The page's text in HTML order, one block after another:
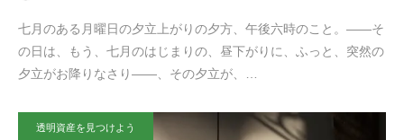
七月のある月曜日の夕立上がりの夕方、午後六時のこと。——そ
の日は、もう、七月のはじまりの、昼下がりに、ふっと、突然の
夕立がお降りなさり——、その夕立が、…
透明資産を見つけよう